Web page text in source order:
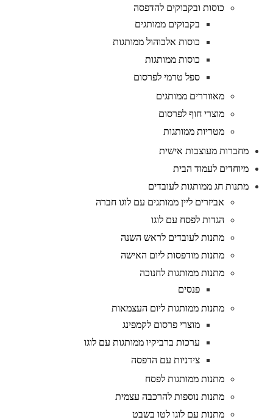
כוסות ובקבוקים להדפסה
בקבוקים ממותגים
כוסות אלכוהול ממותגות
כוסות ממותגות
ספל טרמי לפרסום
מאווררים ממותגים
מוצרי חוף לפרסום
מטריות ממותגות
מחברות מעוצבות אישית
מיוחדים לעמוד הבית
מתנות חג ממותגות לעובדים
אביזרים ליין ממותגים עם לוגו חברה
הגדות לפסח עם לוגו
מתנות לעובדים לראש השנה
מתנות מודפסות ליום האישה
מתנות ממותגות לחנוכה
פנסים
מתנות ממותגות ליום העצמאות
מוצרי פרסום לקמפינג
ערכות ברביקיו ממותגות עם לוגו
צידניות עם הדפסה
מתנות ממותגות לפסח
מתנות נוספות להרכבה עצמית
מתנות עם לוגו לטו בשבט